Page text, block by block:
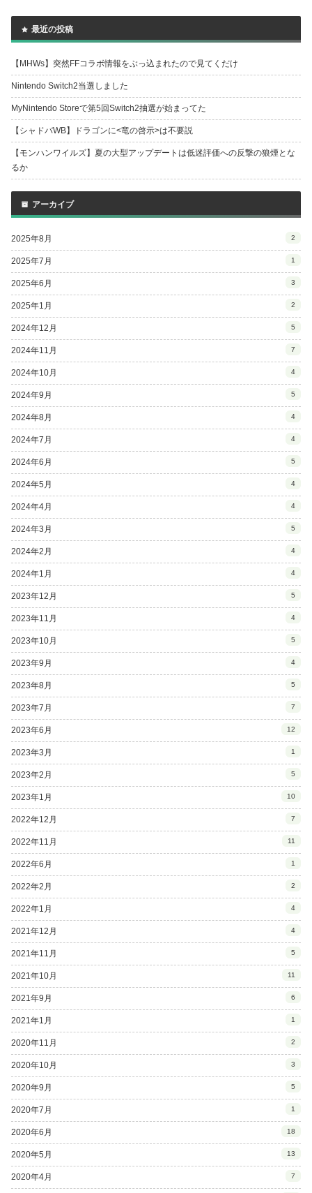
最近の投稿
【MHWs】突然FFコラボ情報をぶっ込まれたので見てくだけ
Nintendo Switch2当選しました
MyNintendo Storeで第5回Switch2抽選が始まってた
【シャドバWB】ドラゴンに<竜の啓示>は不要説
【モンハンワイルズ】夏の大型アップデートは低迷評価への反撃の狼煙とな
るか
アーカイブ
2025年8月 2
2025年7月 1
2025年6月 3
2025年1月 2
2024年12月 5
2024年11月 7
2024年10月 4
2024年9月 5
2024年8月 4
2024年7月 4
2024年6月 5
2024年5月 4
2024年4月 4
2024年3月 5
2024年2月 4
2024年1月 4
2023年12月 5
2023年11月 4
2023年10月 5
2023年9月 4
2023年8月 5
2023年7月 7
2023年6月 12
2023年3月 1
2023年2月 5
2023年1月 10
2022年12月 7
2022年11月 11
2022年6月 1
2022年2月 2
2022年1月 4
2021年12月 4
2021年11月 5
2021年10月 11
2021年9月 6
2021年1月 1
2020年11月 2
2020年10月 3
2020年9月 5
2020年7月 1
2020年6月 18
2020年5月 13
2020年4月 7